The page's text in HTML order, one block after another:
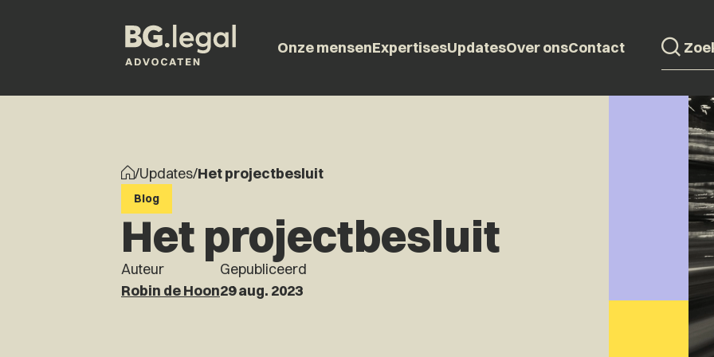
Onze mensenExpertisesUpdatesOver onsContact
/Updates/Het projectbesluit
Blog
Het projectbesluit
Auteur
Robin de Hoon
Gepubliceerd
29 aug. 2023